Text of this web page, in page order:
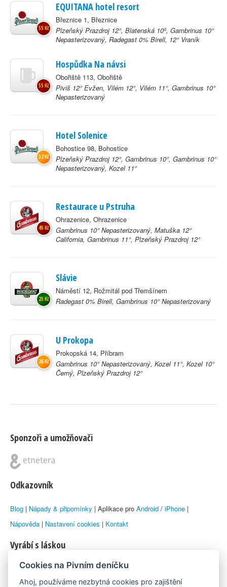
EQUITANA hotel resort
Březnice 1, Březnice
Plzeňský Prazdroj 12°, Blatenská 10º, Gambrinus 10°
Nepasterizovaný, Radegast 0% Birell, 12° Vraník
55 Kč
Hospůdka Na návsi
Obořiště 113, Obořiště
Piviš 12° Evžen, Vilém 12°, Vilém 11°, Gambrinus 10°
Nepasterizovaný
55 Kč
Hotel Solenice
Bohostice 98, Bohostice
Plzeňský Prazdroj 12°, Gambrinus 10°, Gambrinus 10°
Nepasterizovaný, Kozel 11°
32 Kč
Restaurace u Pstruha
Ohrazenice, Ohrazenice
Gambrinus 10° Nepasterizovaný, Matuška 12°
California, Gambrinus 11°, Plzeňský Prazdroj 12°
45 Kč
Slávie
Náměstí 12, Rožmitál pod Třemšínem
Radegast 0% Birell, Gambrinus 10° Nepasterizovaný
25 Kč
U Prokopa
Prokopská 14, Příbram
Gambrinus 10° Nepasterizovaný, Kozel 11°, Kozel 10°
Černý, Plzeňský Prazdroj 12°
26 Kč
Sponzoři a umožňovači
Odkazovník
Blog | Nápady & připomínky | Aplikace pro Android / iPhone |
Nápověda | Nastavení cookies | Kontakt
Vyrábí s láskou
© 2010–2026 byLukáš Zemanaka Emka
Cookies na Pivním deníčku
Ahoj, používáme nezbytná cookies pro zajištění